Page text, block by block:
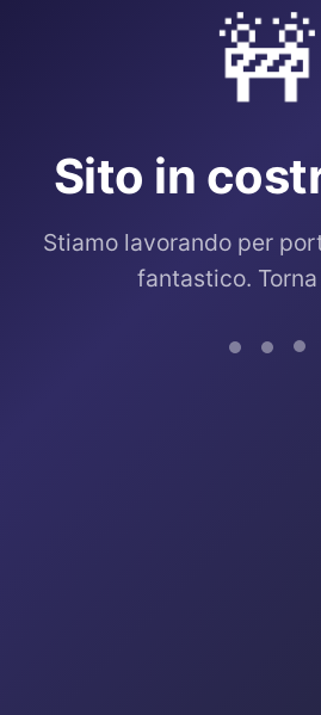
🚧
Sito in
Stiamo lavorando per
fantastico.